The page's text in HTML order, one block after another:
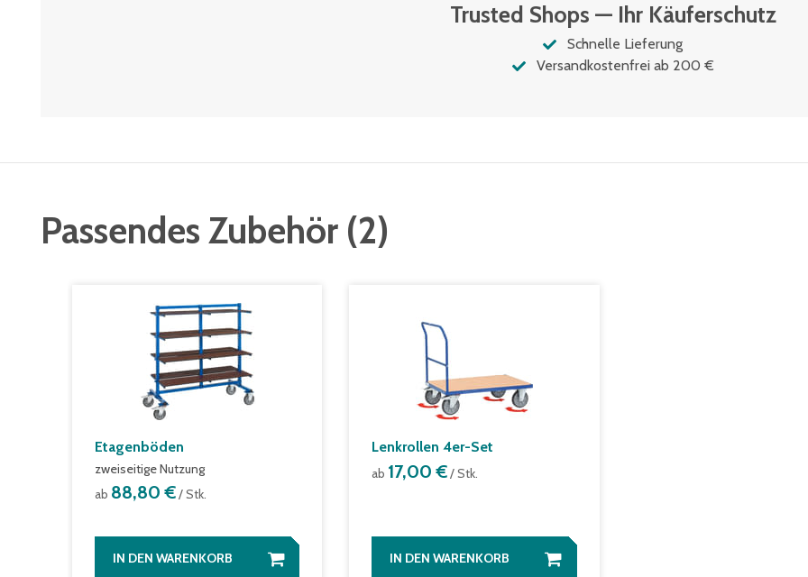
Trusted Shops — Ihr Käuferschutz
Schnelle Lieferung
Versandkostenfrei ab 200 €
Passendes Zubehör (2)
Etagenböden
zweiseitige Nutzung
ab 88,80 €/ Stk.
IN DEN WARENKORB
Lenkrollen 4er-Set
ab 17,00 €/ Stk.
IN DEN WARENKORB